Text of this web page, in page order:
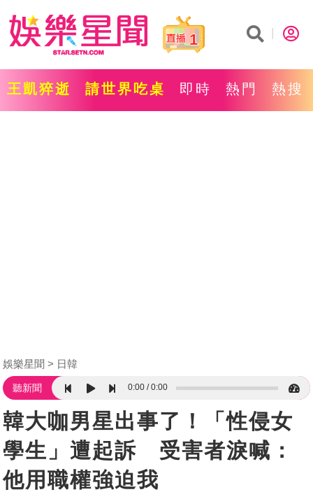
1
王凱猝逝 請世界吃桌 即時 熱門 熱搜
娛樂星聞 日韓
聽新聞 0:00 0:00
韓大咖男星出事了！「性侵女
學生」遭起訴 受害者淚喊：
他用職權強迫我